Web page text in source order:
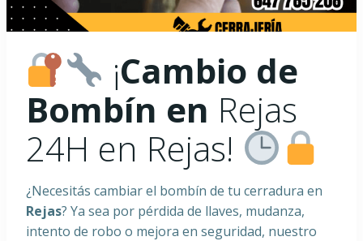
¡Cambio de
Bombín en Rejas
24H en Rejas!
¿Necesitás cambiar el bombín de tu cerradura en
Rejas? Ya sea por pérdida de llaves, mudanza,
intento de robo o mejora en seguridad, nuestro